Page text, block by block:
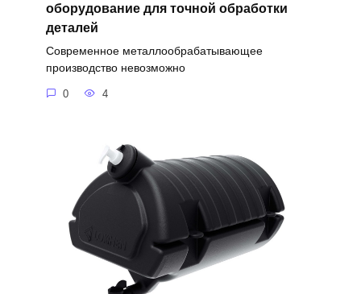
оборудование для точной обработки
деталей
Современное металлообрабатывающее
производство невозможно
0 4